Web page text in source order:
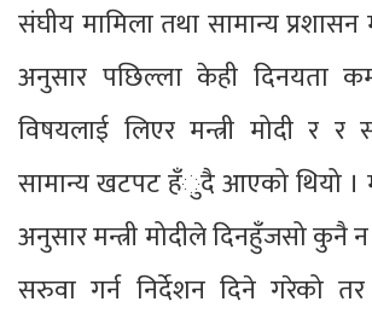
संघीय मामिला तथा सामान्य प्रशासन
अनुसार पछिल्ला केही दिनयता
विषयलाई लिएर मन्त्री मोदी र र
सामान्य खटपट हँुदै आएको थियो ।
अनुसार मन्त्री मोदीले दिनहुँजसो कुनै
सरुवा गर्न निर्देशन दिने गरेको